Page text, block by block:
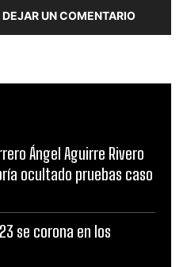
UN COMENTARIO
Ángel Aguirre Rivero
ocultado pruebas caso
se corona en los